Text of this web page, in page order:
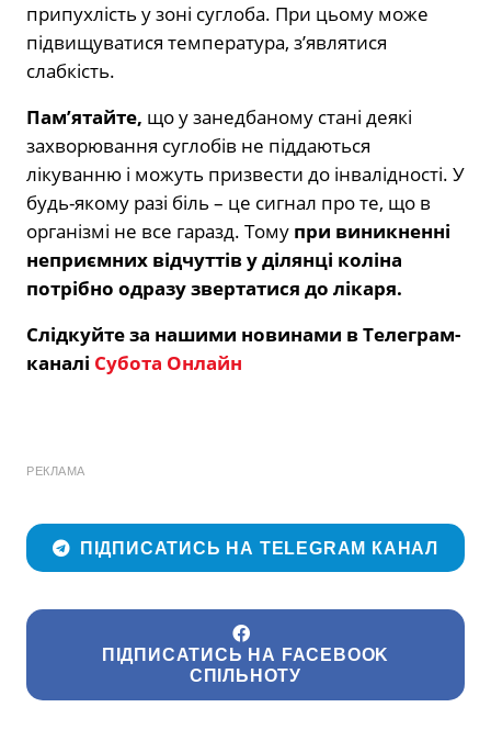
припухлість у зоні суглоба. При цьому може
підвищуватися температура, з’являтися
слабкість.
Пам’ятайте, що у занедбаному стані деякі
захворювання суглобів не піддаються
лікуванню і можуть призвести до інвалідності. У
будь-якому разі біль – це сигнал про те, що в
організмі не все гаразд. Тому при виникненні
неприємних відчуттів у ділянці коліна
потрібно одразу звертатися до лікаря.
Слідкуйте за нашими новинами в Телеграм-
каналі Субота Онлайн
РЕКЛАМА
ПІДПИСАТИСЬ НА TELEGRAM КАНАЛ
ПІДПИСАТИСЬ НА FACEBOOK
СПІЛЬНОТУ